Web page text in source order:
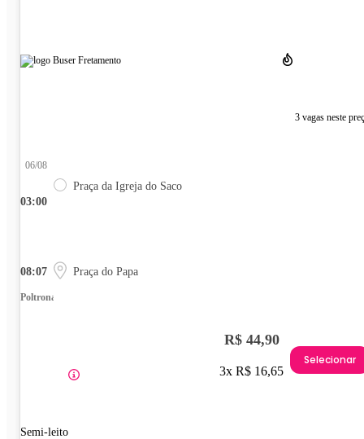
3 vagas neste
03:00
06/08
Praça da Igreja do Saco
08:07 Praça do Papa
Poltrona
Semi-leito
R$ 44,90
3x R$ 16,65
Selecionar